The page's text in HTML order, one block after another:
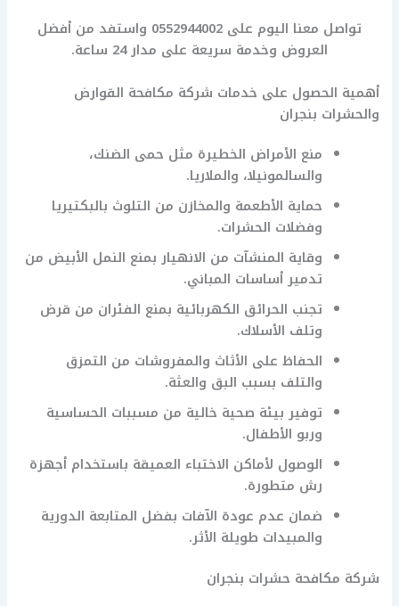
تواصل معنا اليوم على 0552944002 واستفد من أفضل
العروض وخدمة سريعة على مدار 24 ساعة.
أهمية الحصول على خدمات شركة مكافحة القوارض
والحشرات بنجران
منع الأمراض الخطيرة مثل حمى الضنك،
والسالمونيلا، والملاريا.
حماية الأطعمة والمخازن من التلوث بالبكتيريا
وفضلات الحشرات.
وقاية المنشآت من الانهيار بمنع النمل الأبيض من
تدمير أساسات المباني.
تجنب الحرائق الكهربائية بمنع الفئران من قرض
وتلف الأسلاك.
الحفاظ على الأثاث والمفروشات من التمزق
والتلف بسبب البق والعثة.
توفير بيئة صحية خالية من مسببات الحساسية
وربو الأطفال.
الوصول لأماكن الاختباء العميقة باستخدام أجهزة
رش متطورة.
ضمان عدم عودة الآفات بفضل المتابعة الدورية
والمبيدات طويلة الأثر.
شركة مكافحة حشرات بنجران